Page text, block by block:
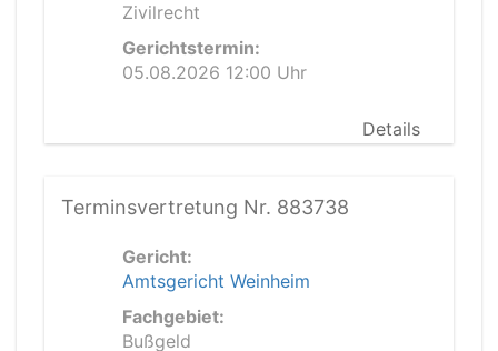
Zivilrecht
Gerichtstermin:
05.08.2026 12:00 Uhr
Details
Terminsvertretung Nr. 883738
Gericht:
Amtsgericht Weinheim
Fachgebiet:
Bußgeld